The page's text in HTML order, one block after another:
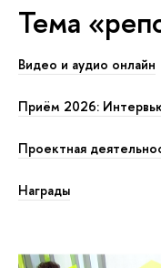
Тема
Видео и аудио онлайн
Приём 2026:
Проектная
Награды